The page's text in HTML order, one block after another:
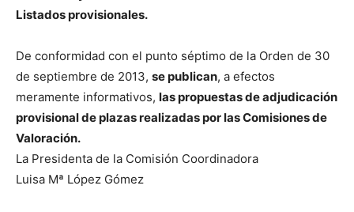
Listados provisionales.
De conformidad con el punto séptimo de la Orden de 30
de septiembre de 2013, se publican, a efectos
meramente informativos, las propuestas de adjudicación
provisional de plazas realizadas por las Comisiones de
Valoración.
La Presidenta de la Comisión Coordinadora
Luisa Mª López Gómez